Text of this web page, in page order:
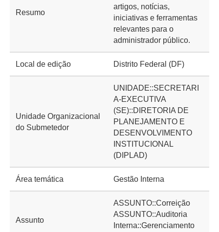
Resumo
artigos, notícias,
iniciativas e ferramentas
relevantes para o
administrador público.
Local de edição Distrito Federal (DF)
Unidade Organizacional
do Submetedor
UNIDADE::SECRETARI
A-EXECUTIVA
(SE)::DIRETORIA DE
PLANEJAMENTO E
DESENVOLVIMENTO
INSTITUCIONAL
(DIPLAD)
Área temática Gestão Interna
Assunto
ASSUNTO::Correição
ASSUNTO::Auditoria
Interna::Gerenciamento